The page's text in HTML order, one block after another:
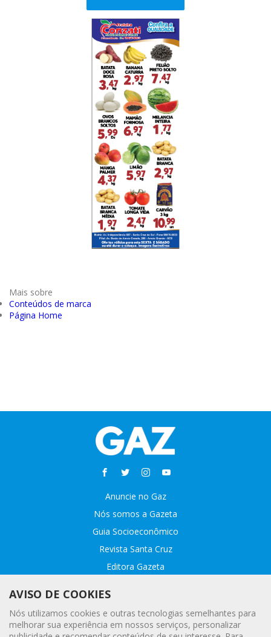
Mais sobre
Conteúdos de marca
Página Home
Anuncie no Gaz
Nós somos a Gazeta
Guia Socioeconômico
Revista Santa Cruz
Editora Gazeta
Fale conosco
Webmail
AVISO DE COOKIES
Nós utilizamos cookies e outras tecnologias semelhantes para
melhorar sua experiência em nossos serviços, personalizar